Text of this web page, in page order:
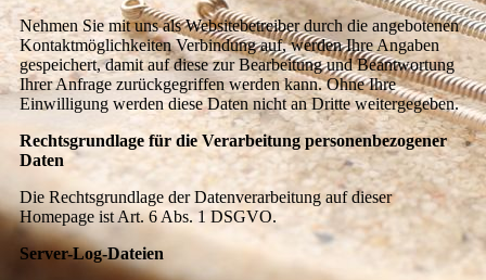
Nehmen Sie mit uns als Websitebetreiber durch die angebotenen
Kontaktmöglichkeiten Verbindung auf, werden Ihre Angaben
gespeichert, damit auf diese zur Bearbeitung und Beantwortung
Ihrer Anfrage zurückgegriffen werden kann. Ohne Ihre
Einwilligung werden diese Daten nicht an Dritte weitergegeben.
Rechtsgrundlage für die Verarbeitung personenbezogener
Daten
Die Rechtsgrundlage der Datenverarbeitung auf dieser
Homepage ist Art. 6 Abs. 1 DSGVO.
Server-Log-Dateien